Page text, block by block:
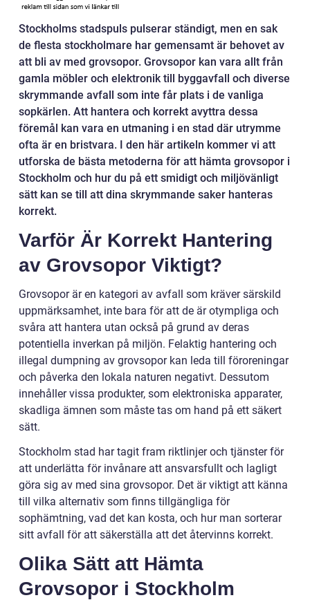
Stockholms stadspuls pulserar ständigt, men en sak
de flesta stockholmare har gemensamt är behovet av
att bli av med grovsopor. Grovsopor kan vara allt från
gamla möbler och elektronik till byggavfall och diverse
skrymmande avfall som inte får plats i de vanliga
sopkärlen. Att hantera och korrekt avyttra dessa
föremål kan vara en utmaning i en stad där utrymme
ofta är en bristvara. I den här artikeln kommer vi att
utforska de bästa metoderna för att hämta grovsopor i
Stockholm och hur du på ett smidigt och miljövänligt
sätt kan se till att dina skrymmande saker hanteras
korrekt.
Varför Är Korrekt Hantering
av Grovsopor Viktigt?
Grovsopor är en kategori av avfall som kräver särskild
uppmärksamhet, inte bara för att de är otympliga och
svåra att hantera utan också på grund av deras
potentiella inverkan på miljön. Felaktig hantering och
illegal dumpning av grovsopor kan leda till föroreningar
och påverka den lokala naturen negativt. Dessutom
innehåller vissa produkter, som elektroniska apparater,
skadliga ämnen som måste tas om hand på ett säkert
sätt.
Stockholm stad har tagit fram riktlinjer och tjänster för
att underlätta för invånare att ansvarsfullt och lagligt
göra sig av med sina grovsopor. Det är viktigt att känna
till vilka alternativ som finns tillgängliga för
sophämtning, vad det kan kosta, och hur man sorterar
sitt avfall för att säkerställa att det återvinns korrekt.
Olika Sätt att Hämta
Grovsopor i Stockholm